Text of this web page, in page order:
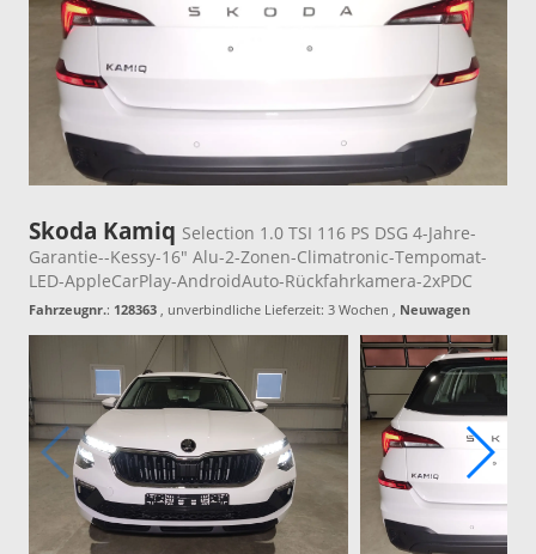
Skoda Kamiq Selection 1.0 TSI 116 PS DSG 4-Jahre-
Garantie--Kessy-16" Alu-2-Zonen-Climatronic-Tempomat-
LED-AppleCarPlay-AndroidAuto-Rückfahrkamera-2xPDC
Fahrzeugnr.: 128363 , unverbindliche Lieferzeit: 3 Wochen , Neuwagen